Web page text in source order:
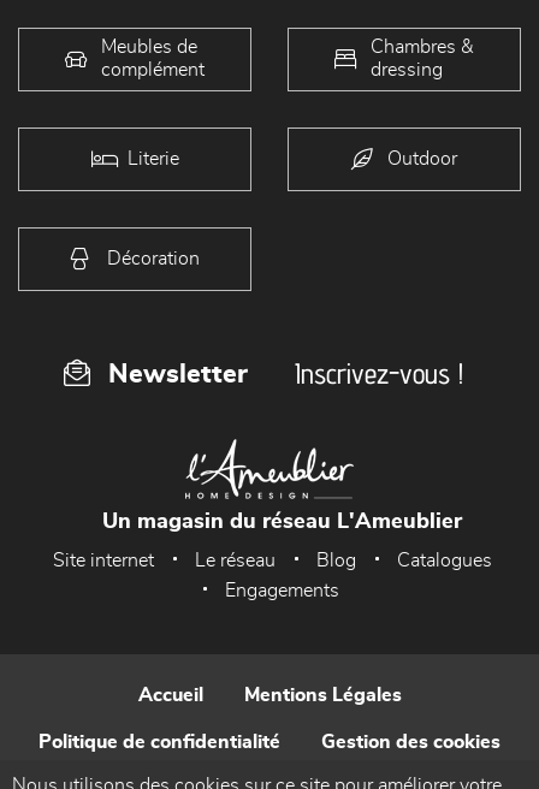
Meubles de
complément
Chambres &
dressing
Literie Outdoor
Décoration
Newsletter Inscrivez-vous !
Un magasin du réseau L'Ameublier
Site internet Le réseau Blog
Catalogues
Engagements
Accueil Mentions Légales
Politique de confidentialité Gestion des cookies